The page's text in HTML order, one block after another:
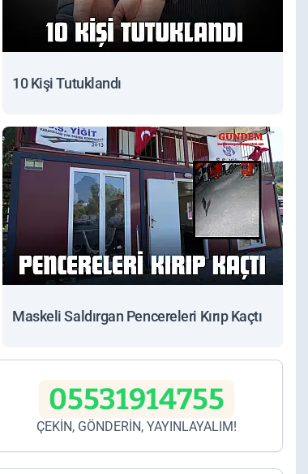
10 Kişi Tutuklandı
Maskeli Saldırgan Pencereleri Kırıp Kaçtı
05531914755
ÇEKİN, GÖNDERİN, YAYINLAYALIM!